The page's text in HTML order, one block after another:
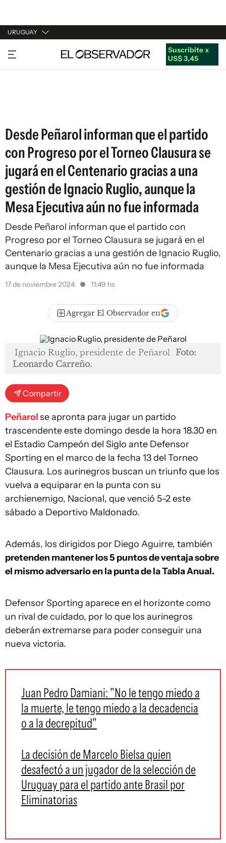
URUGUAY
URUGUAY
ARGENTINA
Suscribite x
US$ 3,45
Desde Peñarol informan que el partido
con Progreso por el Torneo Clausura se
jugará en el Centenario gracias a una
gestión de Ignacio Ruglio, aunque la
Mesa Ejecutiva aún no fue informada
Desde Peñarol informan que el partido con
Progreso por el Torneo Clausura se jugará en el
Centenario gracias a una gestión de Ignacio Ruglio,
aunque la Mesa Ejecutiva aún no fue informada
17 de noviembre 2024 11:49 hs
Agregar El Observador en
Ignacio Ruglio, presidente de Peñarol Foto:
Leonardo Carreño.
Compartir
Peñarolse apronta para jugar un partido
trascendente este domingo desde la hora 18.30 en
el Estadio Campeón del Siglo ante Defensor
Sporting en el marco de la fecha 13 del Torneo
Clausura. Los aurinegros buscan un triunfo que los
vuelva a equiparar en la punta con su
archienemigo, Nacional, que venció 5-2 este
sábado a Deportivo Maldonado.
Además, los dirigidos por Diego Aguirre, también
pretenden mantener los 5 puntos de ventaja sobre
el mismo adversario en la punta de la Tabla Anual.
Defensor Sporting aparece en el horizonte como
un rival de cuidado, por lo que los aurinegros
deberán extremarse para poder conseguir una
nueva victoria.
Juan Pedro Damiani: "No le tengo miedo a
la muerte, le tengo miedo a la decadencia
o a la decrepitud"
La decisión de Marcelo Bielsa quien
desafectó a un jugador de la selección de
Uruguay para el partido ante Brasil por
Eliminatorias